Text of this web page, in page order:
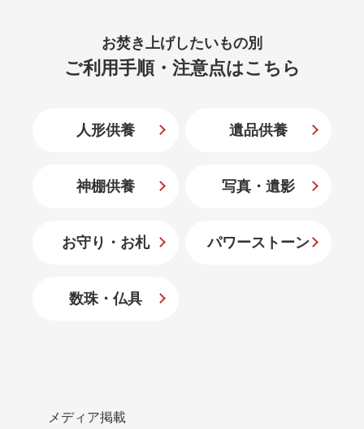
お焚き上げしたいもの別
ご利用手順・注意点はこちら
人形供養 遺品供養
神棚供養 写真・遺影
お守り・お札 パワーストーン
数珠・仏具
メディア掲載